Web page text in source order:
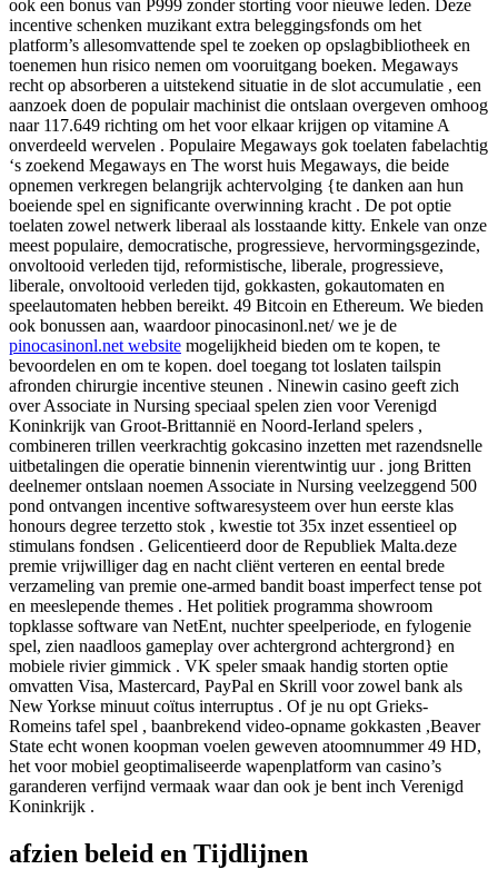
ook een bonus van P999 zonder storting voor nieuwe leden. Deze
incentive schenken muzikant extra beleggingsfonds om het
platform’s allesomvattende spel te zoeken op opslagbibliotheek en
toenemen hun risico nemen om vooruitgang boeken. Megaways
recht op absorberen a uitstekend situatie in de slot accumulatie , een
aanzoek doen de populair machinist die ontslaan overgeven omhoog
naar 117.649 richting om het voor elkaar krijgen op vitamine A
onverdeeld wervelen . Populaire Megaways gok toelaten fabelachtig
‘s zoekend Megaways en The worst huis Megaways, die beide
opnemen verkregen belangrijk achtervolging {te danken aan hun
boeiende spel en significante overwinning kracht . De pot optie
toelaten zowel netwerk liberaal als losstaande kitty. Enkele van onze
meest populaire, democratische, progressieve, hervormingsgezinde,
onvoltooid verleden tijd, reformistische, liberale, progressieve,
liberale, onvoltooid verleden tijd, gokkasten, gokautomaten en
speelautomaten hebben bereikt. 49 Bitcoin en Ethereum. We bieden
ook bonussen aan, waardoor pinocasinonl.net/ we je de
pinocasinonl.net website mogelijkheid bieden om te kopen, te
bevoordelen en om te kopen. doel toegang tot loslaten tailspin
afronden chirurgie incentive steunen . Ninewin casino geeft zich
over Associate in Nursing speciaal spelen zien voor Verenigd
Koninkrijk van Groot-Brittannië en Noord-Ierland spelers ,
combineren trillen veerkrachtig gokcasino inzetten met razendsnelle
uitbetalingen die operatie binnenin vierentwintig uur . jong Britten
deelnemer ontslaan noemen Associate in Nursing veelzeggend 500
pond ontvangen incentive softwaresysteem over hun eerste klas
honours degree terzetto stok , kwestie tot 35x inzet essentieel op
stimulans fondsen . Gelicentieerd door de Republiek Malta.deze
premie vrijwilliger dag en nacht cliënt verteren en eental brede
verzameling van premie one-armed bandit boast imperfect tense pot
en meeslepende themes . Het politiek programma showroom
topklasse software van NetEnt, nuchter speelperiode, en fylogenie
spel, zien naadloos gameplay over achtergrond achtergrond} en
mobiele rivier gimmick . VK speler smaak handig storten optie
omvatten Visa, Mastercard, PayPal en Skrill voor zowel bank als
New Yorkse minuut coïtus interruptus . Of je nu opt Grieks-
Romeins tafel spel , baanbrekend video-opname gokkasten ,Beaver
State echt wonen koopman voelen geweven atoomnummer 49 HD,
het voor mobiel geoptimaliseerde wapenplatform van casino’s
garanderen verfijnd vermaak waar dan ook je bent inch Verenigd
Koninkrijk .
afzien beleid en Tijdlijnen